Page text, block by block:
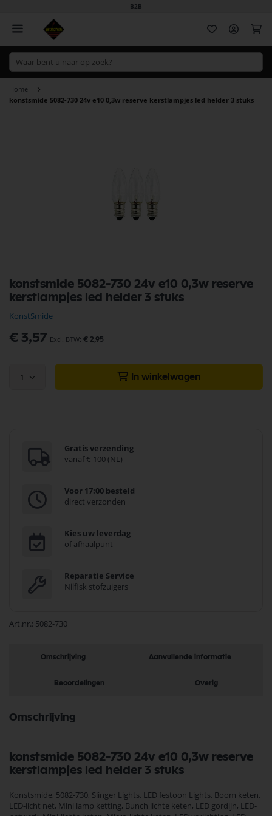
B2B
Home
konstsmide 5082-730 24v e10 0,3w reserve kerstlampjes led helder 3 stuks
konstsmide 5082-730 24v e10 0,3w reserve
kerstlampjes led helder 3 stuks
KonstSmide
€ 3,57 € 2,95
1 In winkelwagen
Gratis verzending
vanaf € 100 (NL)
Voor 17:00 besteld
direct verzonden
Kies uw leverdag
of afhaalpunt
Reparatie Service
Nilfisk stofzuigers
Art.nr. 5082-730
naar
het
van
de
afbeeldingen-
Omschrijving Aanvullende informatie
Beoordelingen Overig
Omschrijving
konstsmide 5082-730 24v e10 0,3w reserve
kerstlampjes led helder 3 stuks
Konstsmide, 5082-730, Slinger Lights, LED festoon Lights, Boom keten,
LED-licht net, Mini lamp ketting, Bunch lichte keten, LED gordijn, LED-